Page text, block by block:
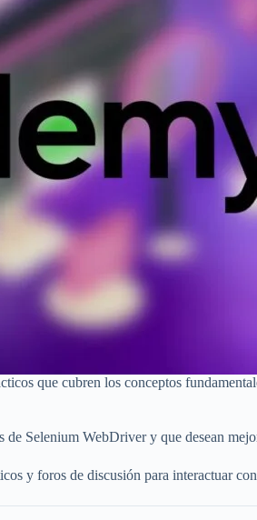
que cubren los conceptos
Selenium WebDriver y que desean
y foros de discusión para interactuar